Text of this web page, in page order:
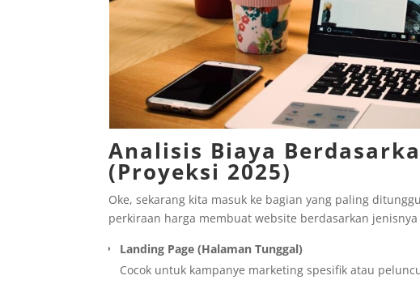
Analisis Biaya
(Proyeksi 2025)
Oke, sekarang kita masuk ke bagian yang paling
perkiraan harga membuat website berdasarkan
Landing Page (Halaman Tunggal)
Cocok untuk kampanye marketing spesifik atau